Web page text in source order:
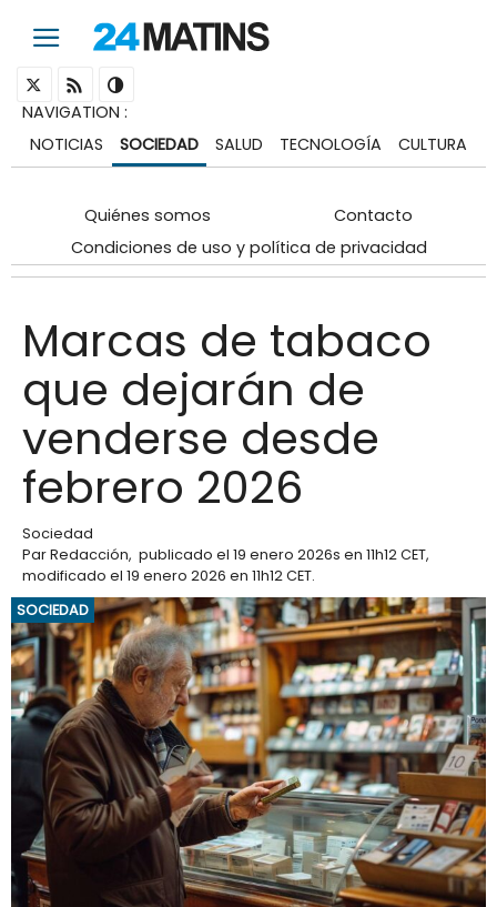
NAVIGATION :
NOTICIAS
SOCIEDAD SALUD TECNOLOGÍA CULTURA
Quiénes somos
Contacto
Condiciones de uso y política de privacidad
Marcas de tabaco
que dejarán de
venderse desde
febrero 2026
Sociedad
ParRedacción, publicado el 19 enero 2026s en 11h12 CET,
modificado el 19 enero 2026 en 11h12 CET.
SOCIEDAD